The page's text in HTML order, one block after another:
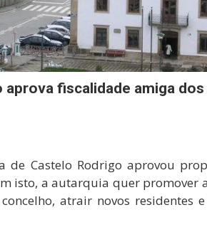
fiscalidade amiga
de Castelo Rodrigo aprovou
isto, a autarquia quer promover
atrair novos residentes